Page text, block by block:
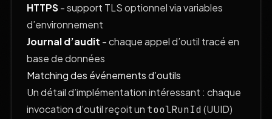
HTTPS- support TLS optionnel via variables
d’environnement
Journal d’audit - chaque appel d’outil tracé en
base de données
Matching des événements d’outils
Un détail d’implémentation intéressant : chaque
invocation d’outil reçoit un toolRunId(UUID)